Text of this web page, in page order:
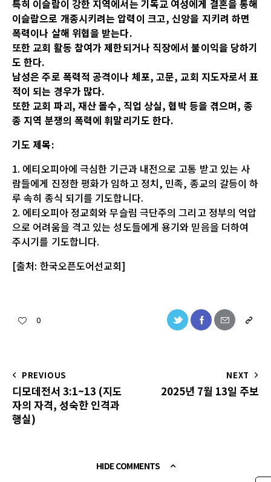
특히 이슬람이 강한 지역에서는 기독교 여성에게 결혼을 통해
이슬람으로 개종시키려는 압력이 크고, 신앙을 지키려 하면
폭력이나 살해 위협을 받는다.
또한 교회 활동 참여가 제한되거나 직장에서 불이익을 당하기
도 한다.
남성은 주로 폭력적 공격이나 체포, 고문, 교회 지도자로서 표
적이 되는 경우가 많다.
또한 교회 파괴, 재산 몰수, 직업 상실, 협박 등을 겪으며, 종
종 지역 분쟁의 폭력에 휘말리기도 한다.
기도 제목:
1. 에티오피아에 극심한 기근과 내전으로 고통 받고 있는 사
람들에게 진정한 평화가 임하고 정치, 민족, 종교의 갈등이 하
루 속히 종식 되기를 기도합니다.
2. 에티오피아 정교회와 무슬림 극단주의 그리고 정부의 억압
으로 어려움을 격고 있는 성도들에게 용기와 믿음을 더하여
주시기를 기도합니다.
[출처: 한국오픈도어선교회]
0
PREVIOUS
디모데전서 3:1~13 (지도
자의 자격, 성숙한 인격과
행실)
NEXT
2025년 7월 13일 주보
HIDE COMMENTS